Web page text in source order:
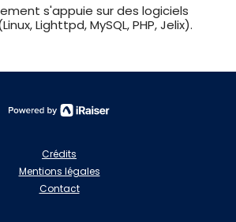
s'appuie sur des logiciels
Lighttpd, MySQL, PHP, Jelix).
Crédits
Mentions légales
Contact